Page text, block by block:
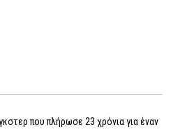
που πλήρωσε 23 χρόνια για έναν